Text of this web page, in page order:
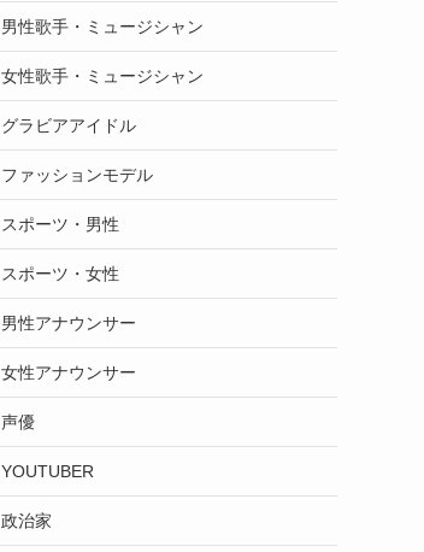
男性歌手・ミュージシャン
女性歌手・ミュージシャン
グラビアアイドル
ファッションモデル
スポーツ・男性
スポーツ・女性
男性アナウンサー
女性アナウンサー
声優
YOUTUBER
政治家